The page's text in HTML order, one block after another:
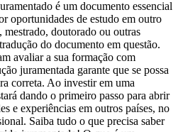
é um documento essencial
oportunidades de estudo em outro
mestrado, doutorado ou outras
do documento em questão.
avaliar a sua formação com
juramentada garante que se possa
correta. Ao investir em uma
dando o primeiro passo para abrir
e experiências em outros países, no
Saiba tudo o que precisa saber